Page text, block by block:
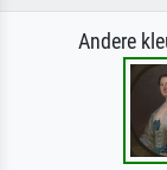
Andere